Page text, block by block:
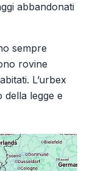
abbandonati
sempre
rovine
L’urbex
della legge e